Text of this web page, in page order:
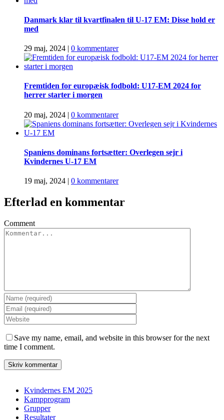
Danmark klar til kvartfinalen til U-17 EM: Disse hold er
med
29 maj, 2024 | 0 kommentarer
Fremtiden for europæisk fodbold: U17-EM 2024 for
herrer starter i morgen
20 maj, 2024 | 0 kommentarer
Spaniens dominans fortsætter: Overlegen sejr i
Kvindernes U-17 EM
19 maj, 2024 | 0 kommentarer
Efterlad en kommentar
Comment
Save my name, email, and website in this browser for the next
time I comment.
Kvindernes EM 2025
Kampprogram
Grupper
Resultater